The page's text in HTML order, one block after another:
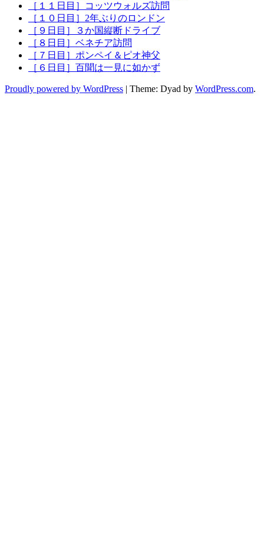
［１１日目］コッツウォルズ訪問
［１０日目］2年ぶりのロンドン
［９日目］３か国縦断ドライブ
［８日目］ベネチア訪問
［７日目］ポンペイ＆ピオ神父
［６日目］百聞は一見に如かず
Proudly powered by WordPress | Theme: Dyad by WordPress.com.